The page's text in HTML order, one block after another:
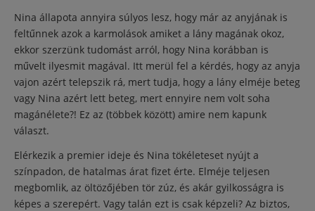
Nina állapota annyira súlyos lesz, hogy már az anyjának is
feltűnnek azok a karmolások amiket a lány magának okoz,
ekkor szerzünk tudomást arról, hogy Nina korábban is
művelt ilyesmit magával. Itt merül fel a kérdés, hogy az anyja
vajon azért telepszik rá, mert tudja, hogy a lány elméje beteg
vagy Nina azért lett beteg, mert ennyire nem volt soha
magánélete?! Ez az (többek között) amire nem kapunk
választ.
Elérkezik a premier ideje és Nina tökéleteset nyújt a
színpadon, de hatalmas árat fizet érte. Elméje teljesen
megbomlik, az öltözőjében tör zúz, és akár gyilkosságra is
képes a szerepért. Vagy talán ezt is csak képzeli? Az biztos,